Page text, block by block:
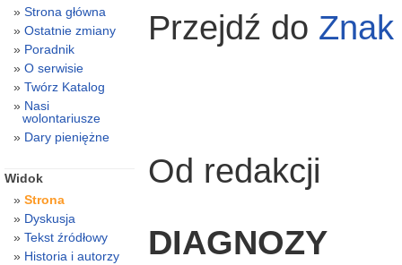
Przejdź do
Od redakcji
DIAGNOZY
Strona główna
Ostatnie zmiany
Poradnik
O serwisie
Twórz Katalog
Nasi
wolontariusze
Dary pieniężne
Widok
Strona
Dyskusja
Tekst źródłowy
Historia i autorzy